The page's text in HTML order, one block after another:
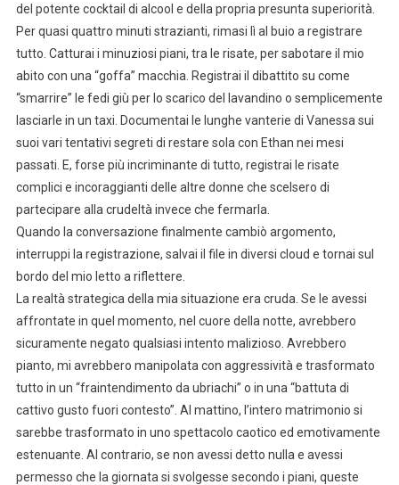
del potente cocktail di alcool e della propria presunta superiorità.
Per quasi quattro minuti strazianti, rimasi lì al buio a registrare
tutto. Catturai i minuziosi piani, tra le risate, per sabotare il mio
abito con una “goffa” macchia. Registrai il dibattito su come
“smarrire” le fedi giù per lo scarico del lavandino o semplicemente
lasciarle in un taxi. Documentai le lunghe vanterie di Vanessa sui
suoi vari tentativi segreti di restare sola con Ethan nei mesi
passati. E, forse più incriminante di tutto, registrai le risate
complici e incoraggianti delle altre donne che scelsero di
partecipare alla crudeltà invece che fermarla.
Quando la conversazione finalmente cambiò argomento,
interruppi la registrazione, salvai il file in diversi cloud e tornai sul
bordo del mio letto a riflettere.
La realtà strategica della mia situazione era cruda. Se le avessi
affrontate in quel momento, nel cuore della notte, avrebbero
sicuramente negato qualsiasi intento malizioso. Avrebbero
pianto, mi avrebbero manipolata con aggressività e trasformato
tutto in un “fraintendimento da ubriachi” o in una “battuta di
cattivo gusto fuori contesto”. Al mattino, l’intero matrimonio si
sarebbe trasformato in uno spettacolo caotico ed emotivamente
estenuante. Al contrario, se non avessi detto nulla e avessi
permesso che la giornata si svolgesse secondo i piani, queste